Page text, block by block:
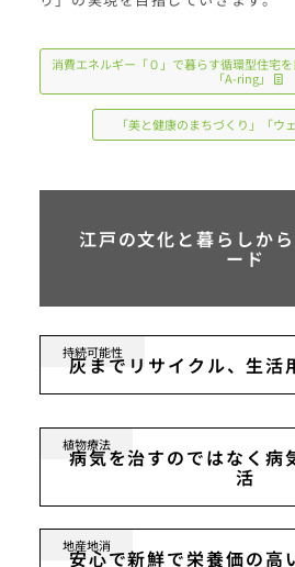
消費エネルギー「０」で暮らす循環型住宅
「A-ring」
「美と健康のまちづくり」「ウ
江戸の文化と暮らしか
ード
持続可能性
灰までリサイクル、生活
植物療法
病気を治すのではなく病
活
地産地消
安心で新鮮で栄養価の高